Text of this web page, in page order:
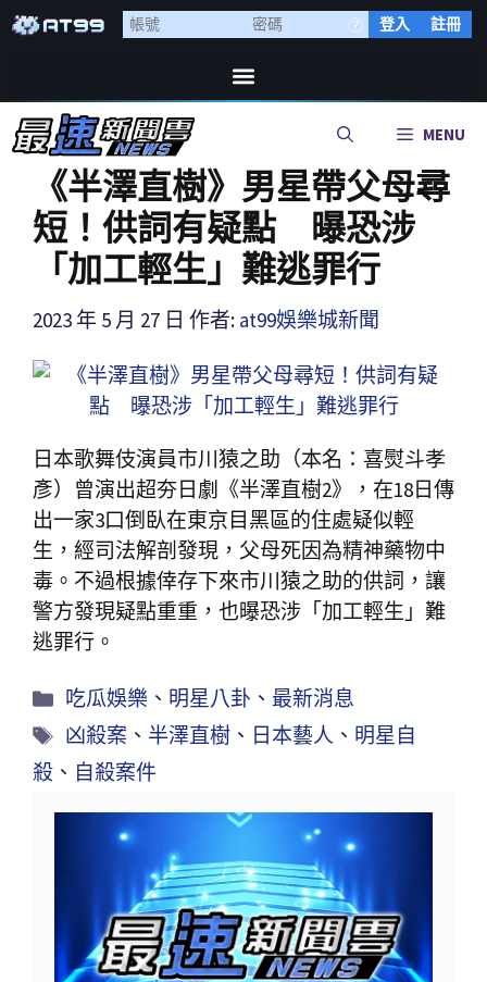
登入 註冊
MENU
《半澤直樹》男星帶父母尋
短！供詞有疑點 曝恐涉
「加工輕生」難逃罪行
2023 年 5 月 27 日 作者: at99娛樂城新聞
日本歌舞伎演員市川猿之助（本名：喜熨斗孝
彥）曾演出超夯日劇《半澤直樹2》，在18日傳
出一家3口倒臥在東京目黑區的住處疑似輕
生，經司法解剖發現，父母死因為精神藥物中
毒。不過根據倖存下來市川猿之助的供詞，讓
警方發現疑點重重，也曝恐涉「加工輕生」難
逃罪行。
吃瓜娛樂 、 明星八卦 、最新消息
凶殺案 、 半澤直樹 、 日本藝人 、 明星自
殺 、 自殺案件